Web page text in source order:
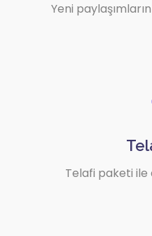
Yeni
Telafi paketi ile